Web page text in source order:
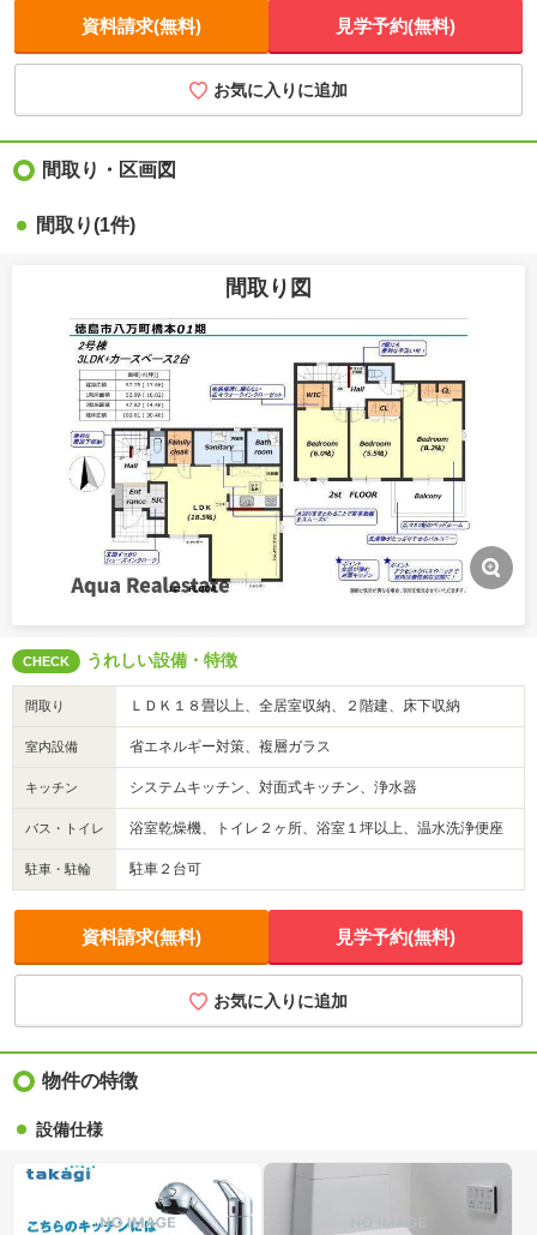
資料請求(無料) 見学予約(無料)
お気に入りに追加
間取り・区画図
間取り(1件)
間取り図
CHECK うれしい設備・特徴
間取り ＬＤＫ１８畳以上、全居室収納、２階建、床下収納
室内設備 省エネルギー対策、複層ガラス
キッチン システムキッチン、対面式キッチン、浄水器
バス・トイレ 浴室乾燥機、トイレ２ヶ所、浴室１坪以上、温水洗浄便座
駐車・駐輪 駐車２台可
資料請求(無料) 見学予約(無料)
お気に入りに追加
物件の特徴
設備仕様